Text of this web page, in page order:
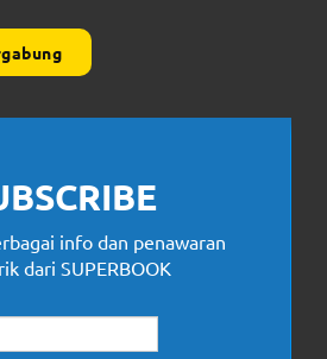
info dan penawaran
dari SUPERBOOK